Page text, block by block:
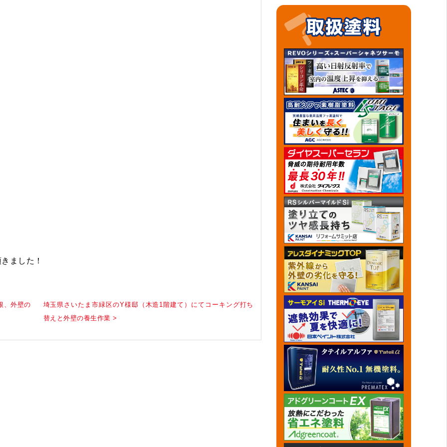
ました！
、外壁の
埼玉県さいたま市緑区のY様邸（木造1階建て）にてコーキング打ち
替えと外壁の養生作業 >